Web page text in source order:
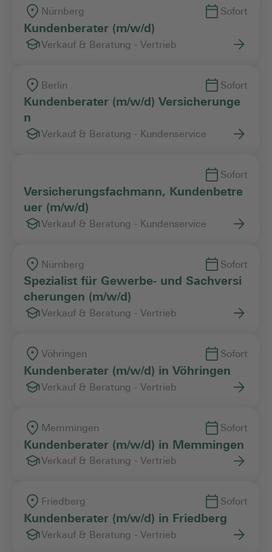
Nürnberg Sofort
Kundenberater (m/w/d)
Verkauf & Beratung - Vertrieb
Berlin Sofort
Kundenberater (m/w/d) Versicherunge
n
Verkauf & Beratung - Kundenservice
Sofort
Versicherungsfachmann, Kundenbetre
uer (m/w/d)
Verkauf & Beratung - Kundenservice
Nürnberg Sofort
Spezialist für Gewerbe- und Sachversi
cherungen (m/w/d)
Verkauf & Beratung - Vertrieb
Vöhringen Sofort
Kundenberater (m/w/d) in Vöhringen
Verkauf & Beratung - Vertrieb
Memmingen Sofort
Kundenberater (m/w/d) in Memmingen
Verkauf & Beratung - Vertrieb
Friedberg Sofort
Kundenberater (m/w/d) in Friedberg
Verkauf & Beratung - Vertrieb